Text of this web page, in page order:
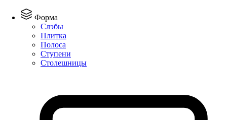
Форма
Слэбы
Плитка
Полоса
Ступени
Столешницы